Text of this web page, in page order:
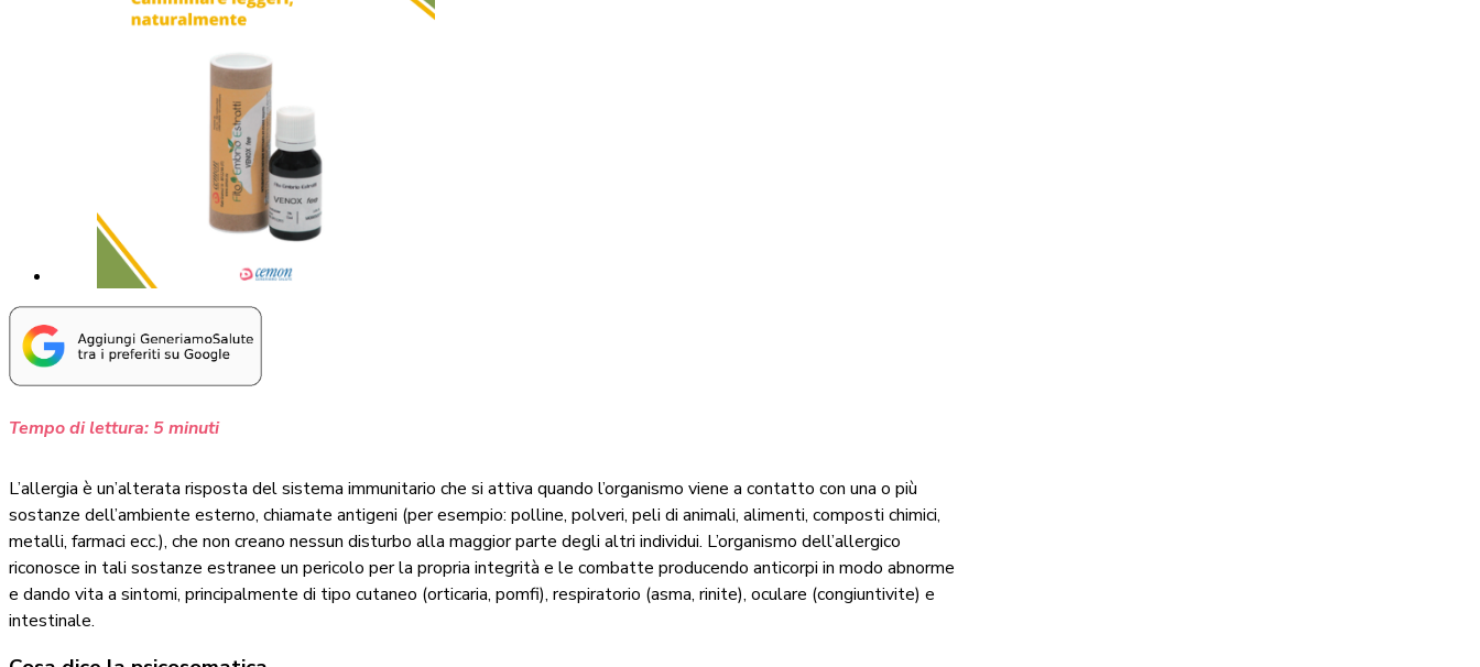
Tempo di lettura: 5minuti
L’allergia è un’alterata risposta del sistema immunitario che si attiva quando l’organismo viene a contatto con una o più
sostanze dell’ambiente esterno, chiamate antigeni (per esempio: polline, polveri, peli di animali, alimenti, composti chimici,
metalli, farmaci ecc.), che non creano nessun disturbo alla maggior parte degli altri individui. L’organismo dell’allergico
riconosce in tali sostanze estranee un pericolo per la propria integrità e le combatte producendo anticorpi in modo abnorme
e dando vita a sintomi, principalmente di tipo cutaneo (orticaria, pomfi), respiratorio (asma, rinite), oculare (congiuntivite) e
intestinale.